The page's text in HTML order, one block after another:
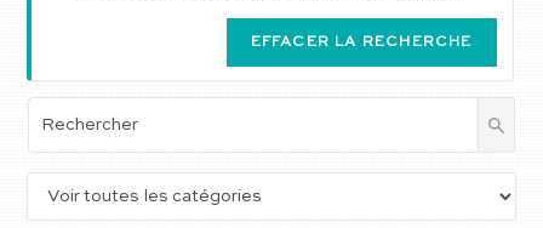
EFFACER LA RECHERCHE